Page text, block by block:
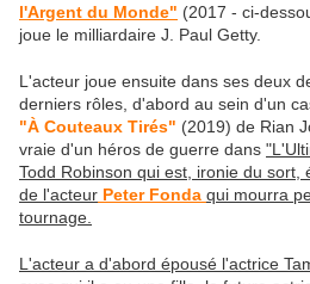
l'Argent du Monde" (2017 - ci-
joue le milliardaire J. Paul Getty.
L'acteur joue ensuite dans ses deux
derniers rôles, d'abord au sein d'un
"À Couteaux Tirés" (2019) de Rian
vraie d'un héros de guerre dans
Todd Robinson qui est, ironie du sort,
de l'acteur Peter Fonda qui mourra
tournage.
L'acteur a d'abord épousé l'actrice